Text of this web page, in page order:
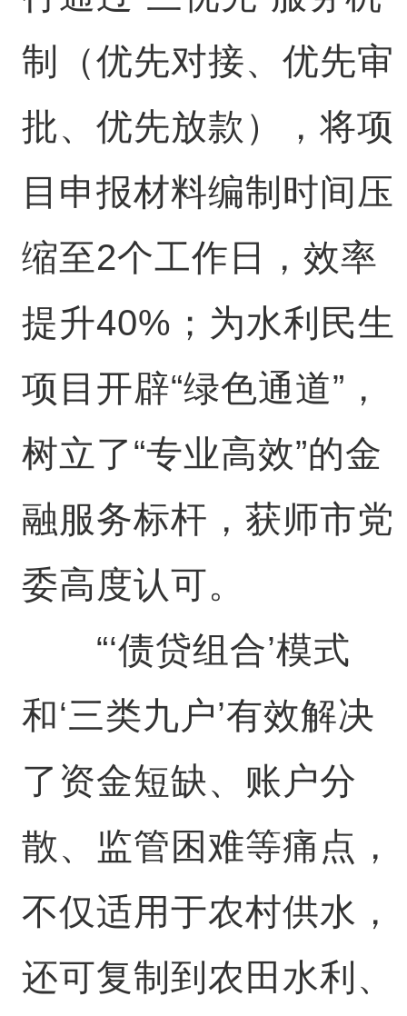
制（优先对接、优先审
批、优先放款），将项
目申报材料编制时间压
缩至2个工作日，效率
提升40%；为水利民生
项目开辟“绿色通道”，
树立了“专业高效”的金
融服务标杆，获师市党
委高度认可。
“‘债贷组合’模式
和‘三类九户’有效解决
了资金短缺、账户分
散、监管困难等痛点，
不仅适用于农村供水，
还可复制到农田水利、